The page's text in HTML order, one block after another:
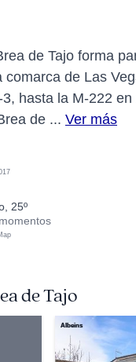
de Tajo forma
comarca de Las
hasta la M-222
de ... Ver más
25º
de Tajo
Albeins